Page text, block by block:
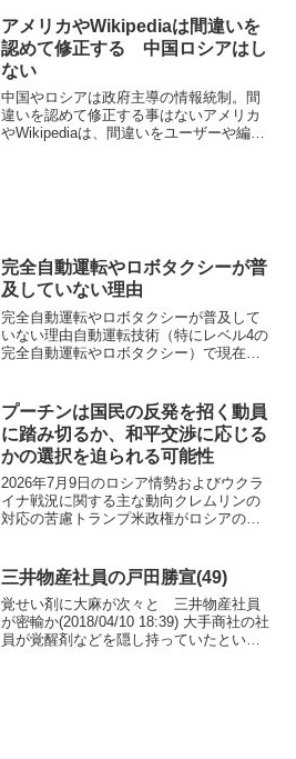
アメリカやWikipediaは間違いを
認めて修正する 中国ロシアはし
ない
中国やロシアは政府主導の情報統制。間
違いを認めて修正する事はないアメリカ
やWikipediaは、間違いをユーザーや編集
完全自動運転やロボタクシーが普
及していない理由
完全自動運転やロボタクシーが普及して
いない理由自動運転技術（特にレベル4の
完全自動運転やロボタクシー）で現在起
ます。技術面の問題予測不能な状況（コ
ーナーケース・ロ...
プーチンは国民の反発を招く動員
に踏み切るか、和平交渉に応じる
かの選択を迫られる可能性
2026年7月9日のロシア情勢およびウクラ
イナ戦況に関する主な動向クレムリンの
対応の苦慮トランプ米政権がロシアの交
貫した情報発信ができずにいます。米国
がウクライナにペト...
三井物産社員の戸田勝宣(49)
覚せい剤に大麻が次々と 三井物産社員
が密輸か(2018/04/10 18:39) 大手商社の社
員が覚醒剤などを隠し持っていたという